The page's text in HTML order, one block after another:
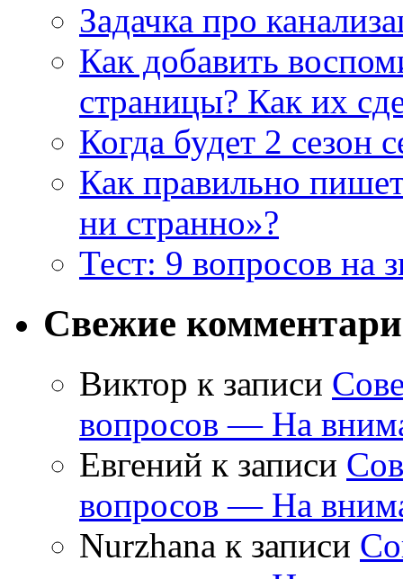
Задачка про
Как добавить
страницы? Как их
Когда будет 2 сезон
Как правильно
ни странно»?
Тест: 9 вопросов на
Свежие
Виктор к записи
вопросов — На
Евгений к записи
вопросов — На
Nurzhana к записи